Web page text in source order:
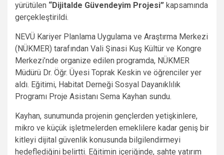
yürütülen “Dijitalde Güvendeyim Projesi” kapsamında
gerçekleştirildi.
NEVÜ Kariyer Planlama Uygulama ve Araştırma Merkezi
(NÜKMER) tarafından Vali Şinasi Kuş Kültür ve Kongre
Merkezi’nde organize edilen programda, NÜKMER
Müdürü Dr. Öğr. Üyesi Toprak Keskin ve öğrenciler yer
aldı. Eğitimi, Habitat Derneği Sosyal Dayanıklılık
Programı Proje Asistanı Sema Kayhan sundu.
Kayhan, sunumunda projenin gençlerden yetişkinlere,
mikro ve küçük işletmelerden emeklilere kadar geniş bir
kitleyi dijital güvenlik konusunda bilgilendirmeyi
hedeflediğini belirtti. Eğitimin içeriğinde, sahte yatırım